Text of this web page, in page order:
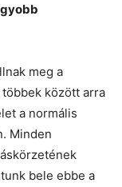
meg a
között arra
a normális
Minden
bele ebbe a